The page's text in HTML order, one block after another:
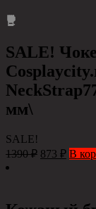
SALE!
мм\
SALE!
1390₽ 873 ₽ В